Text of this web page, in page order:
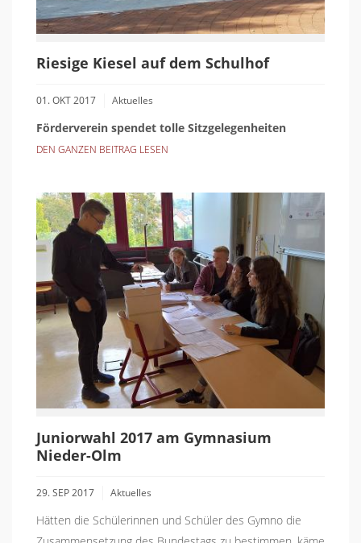
Riesige Kiesel auf dem Schulhof
01. OKT 2017 Aktuelles
Förderverein spendet tolle Sitzgelegenheiten
DEN GANZEN BEITRAG LESEN
Juniorwahl 2017 am Gymnasium
Nieder-Olm
29. SEP 2017 Aktuelles
Hätten die Schülerinnen und Schüler des Gymno die